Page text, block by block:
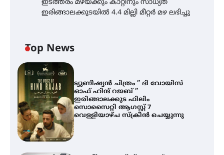
ഇടത്തരം മഴയ്ക്കും കാറ്റിനും സാധ്യത
ഇരിങ്ങാലക്കുടയിൽ 4.4 മില്ലി മീറ്റർ മഴ ലഭിച്ചു
Top News
ട്യുണീഷ്യൻ ചിത്രം ” ദി വോയിസ്
ഓഫ് ഹിന്ദ് റജബ് ”
ഇരിങ്ങാലക്കുട ഫിലിം
സൊസൈറ്റി ആഗസ്റ്റ് 7
വെള്ളിയാഴ്ച സ്‌ക്രീൻ ചെയ്യുന്നു